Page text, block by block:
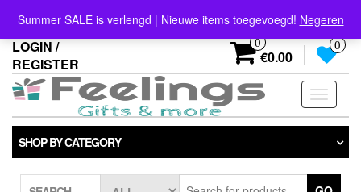
the
content
Summer SALE is verlengd | Nieuwe items toegevoegd! Negeren
info@feelings-giftshop.nl
LOGIN /
REGISTER
0
€0.00
0
Toggle
SHOP BY CATEGORY